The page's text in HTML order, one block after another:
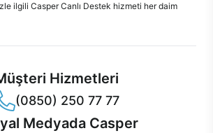
ilgili Casper Canlı Destek hizmeti her daim
Hizmetleri
(0850) 250 77 77
Medyada Casper